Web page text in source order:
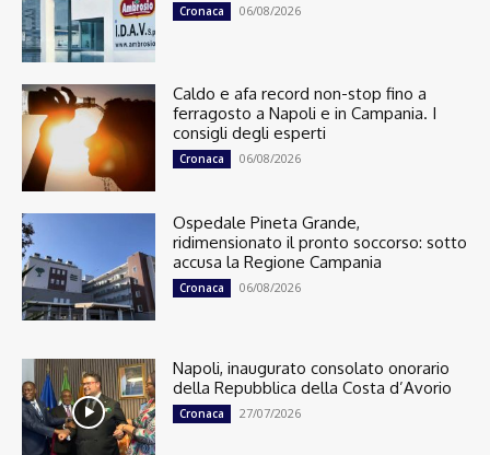
Cronaca 06/08/2026
Caldo e afa record non-stop fino a
ferragosto a Napoli e in Campania. I
consigli degli esperti
Cronaca 06/08/2026
Ospedale Pineta Grande,
ridimensionato il pronto soccorso: sotto
accusa la Regione Campania
Cronaca 06/08/2026
Napoli, inaugurato consolato onorario
della Repubblica della Costa d’Avorio
Cronaca 27/07/2026